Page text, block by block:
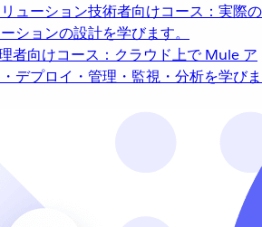
ューション技術者向けコース：実際の
ションの設計を学びます。
者向けコース：クラウド上で Mule ア
デプロイ・管理・監視・分析を学びま